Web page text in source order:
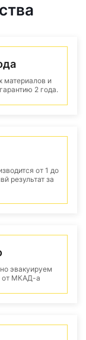
материалов и
2 года.
от 1 до
результат за
эвакуируем
от МКАД-а